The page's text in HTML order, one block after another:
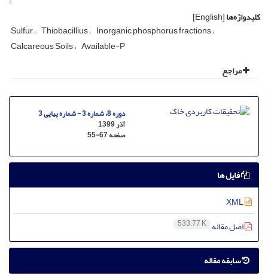
کلیدواژه‌ها[English]
Sulfur Thiobacillius Inorganic phosphorus fractions
Calcareous Soils Available-P
مراجع
دوره 8، شماره 3 - شماره پیاپی 3
آذر 1399
صفحه55-67
فایل ها
اصل مقاله 533.77 K
سابقه مقاله